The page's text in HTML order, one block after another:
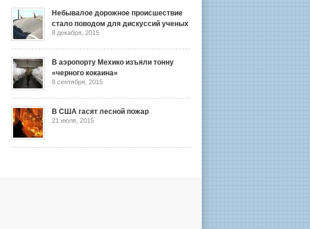
Небывалое дорожное происшествие
стало поводом для дискуссий ученых
8 декабря, 2015
В аэропорту Мехико изъяли тонну
«черного кокаина»
8 сентября, 2015
В США гасят лесной пожар
21 июля, 2015